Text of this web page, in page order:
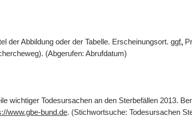
der Abbildung oder der Tabelle. Erscheinungsort. ggf.
(Abgerufen: Abrufdatum)
wichtiger Todesursachen an den Sterbefällen 2013.
www.gbe-bund.de. (Stichwortsuche: Todesursachen